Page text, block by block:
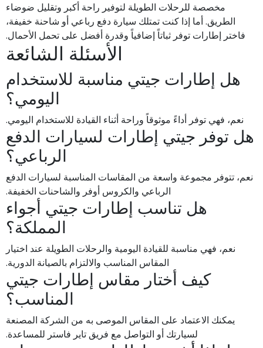
مخصصة للرحلات الطويلة لتوفير راحة أكبر وتقليل ضوضاء
الطريق. أما إذا كنت تمتلك سيارة دفع رباعي أو شاحنة خفيفة،
فاختر إطارات توفر ثباتاً إضافياً وقدرة أفضل على تحمل الأحمال.
الأسئلة الشائعة
هل إطارات جيتي مناسبة للاستخدام
اليومي؟
نعم، فهي توفر أداءً موثوقاً وراحة أثناء القيادة للاستخدام اليومي.
هل توفر جيتي إطارات لسيارات الدفع
الرباعي؟
نعم، تتوفر مجموعة واسعة من المقاسات المناسبة لسيارات الدفع
الرباعي والكروس أوفر والشاحنات الخفيفة.
هل تناسب إطارات جيتي أجواء
المملكة؟
نعم، فهي مناسبة للقيادة اليومية والرحلات الطويلة عند اختيار
المقاس المناسب والالتزام بالصيانة الدورية.
كيف أختار مقاس إطارات جيتي
المناسب؟
يمكنك الاعتماد على المقاس الموصى به من الشركة المصنعة
لسيارتك أو التواصل مع فريق تاير فاستر للمساعدة.